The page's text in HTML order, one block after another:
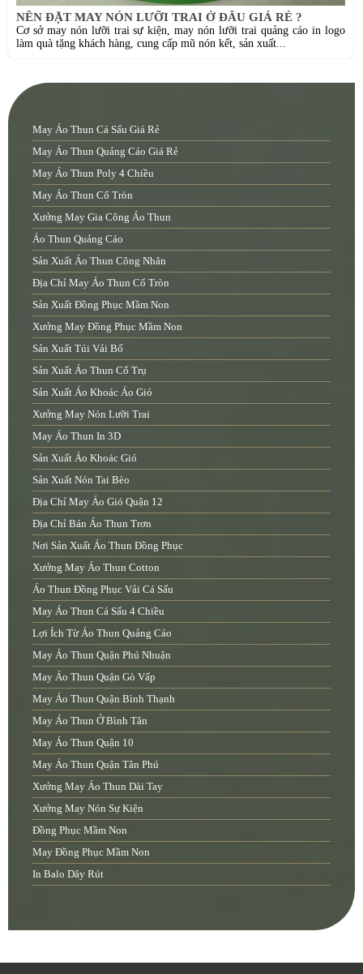
NÊN ĐẶT MAY NÓN LƯỠI TRAI Ở ĐÂU GIÁ RẺ ?
Cơ sở may nón lưỡi trai sự kiện, may nón lưỡi trai quảng cáo in logo
làm quà tặng khách hàng, cung cấp mũ nón kết, sản xuất...
May Áo Thun Cá Sấu Giá Rẻ
May Áo Thun Quảng Cáo Giá Rẻ
May Áo Thun Poly 4 Chiều
May Áo Thun Cổ Tròn
Xưởng May Gia Công Áo Thun
Áo Thun Quảng Cáo
Sản Xuất Áo Thun Công Nhân
Địa Chỉ May Áo Thun Cổ Tròn
Sản Xuất Đồng Phục Mầm Non
Xưởng May Đồng Phục Mầm Non
Sản Xuất Túi Vải Bố
Sản Xuất Áo Thun Cổ Trụ
Sản Xuất Áo Khoác Áo Gió
Xưởng May Nón Lưỡi Trai
May Áo Thun In 3D
Sản Xuất Áo Khoác Gió
Sản Xuất Nón Tai Bèo
Địa Chỉ May Áo Gió Quận 12
Địa Chỉ Bán Áo Thun Trơn
Nơi Sản Xuất Áo Thun Đồng Phục
Xưởng May Áo Thun Cotton
Áo Thun Đồng Phục Vải Cá Sấu
May Áo Thun Cá Sấu 4 Chiều
Lợi Ích Từ Áo Thun Quảng Cáo
May Áo Thun Quận Phú Nhuận
May Áo Thun Quận Gò Vấp
May Áo Thun Quận Bình Thạnh
May Áo Thun Ở Bình Tân
May Áo Thun Quận 10
May Áo Thun Quận Tân Phú
Xưởng May Áo Thun Dài Tay
Xưởng May Nón Sự Kiện
Đồng Phục Mầm Non
May Đồng Phục Mầm Non
In Balo Dây Rút